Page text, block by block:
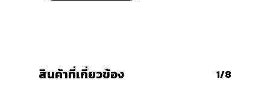
สินค้าที่เกี่ยวข้อง 1/8